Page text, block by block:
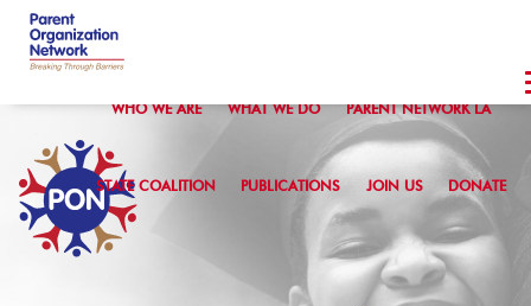
WHO WE ARE WHAT WE DO PARENT NETWORK LA
STATE COALITION PUBLICATIONS JOIN US DONATE